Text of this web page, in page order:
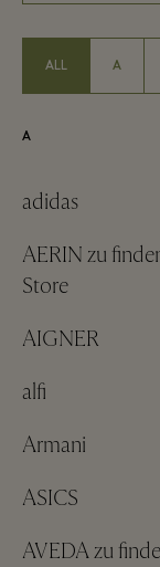
ALL A
A
adidas
AERIN zu
Store
AIGNER
alfi
Armani
ASICS
AVEDA zu